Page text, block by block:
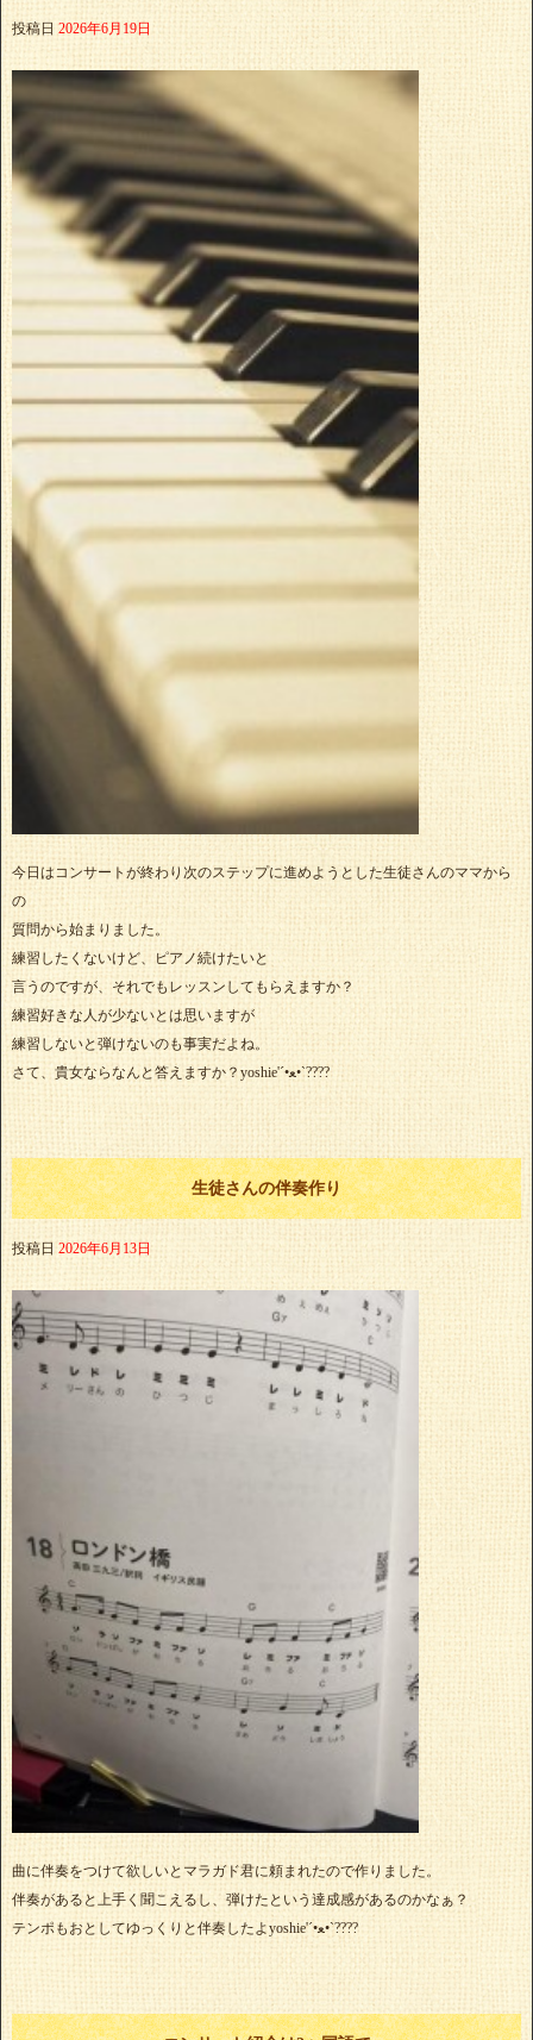
投稿日 2026年6月19日
今日はコンサートが終わり次のステップに進めようとした生徒さんのママから
の
質問から始まりました。
練習したくないけど、ピアノ続けたいと
言うのですが、それでもレッスンしてもらえますか？
練習好きな人が少ないとは思いますが
練習しないと弾けないのも事実だよね。
さて、貴女ならなんと答えますか？yoshie'‎´•ﻌ•`????
生徒さんの伴奏作り
投稿日 2026年6月13日
曲に伴奏をつけて欲しいとマラガド君に頼まれたので作りました。
伴奏があると上手く聞こえるし、弾けたという達成感があるのかなぁ？
テンポもおとしてゆっくりと伴奏したよyoshie'‎´•ﻌ•`????